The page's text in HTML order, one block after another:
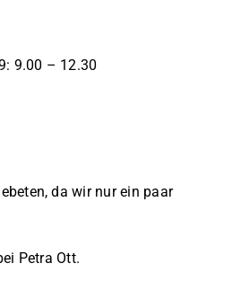
9.00 – 12.30
da wir nur ein paar
Petra Ott.